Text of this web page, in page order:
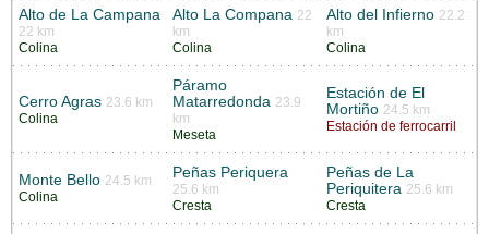
Alto de La Campana
22 km
Colina
Alto La Compana 22
km
Colina
Alto del Infierno 22.2
km
Colina
Cerro Agras 23.6 km
Colina
Páramo
Matarredonda 23.9
km
Meseta
Estación de El
Mortiño 24.5 km
Estación de ferrocarril
Monte Bello 24.5 km
Colina
Peñas Periquera
25.6 km
Cresta
Peñas de La
Periquitera 25.6 km
Cresta